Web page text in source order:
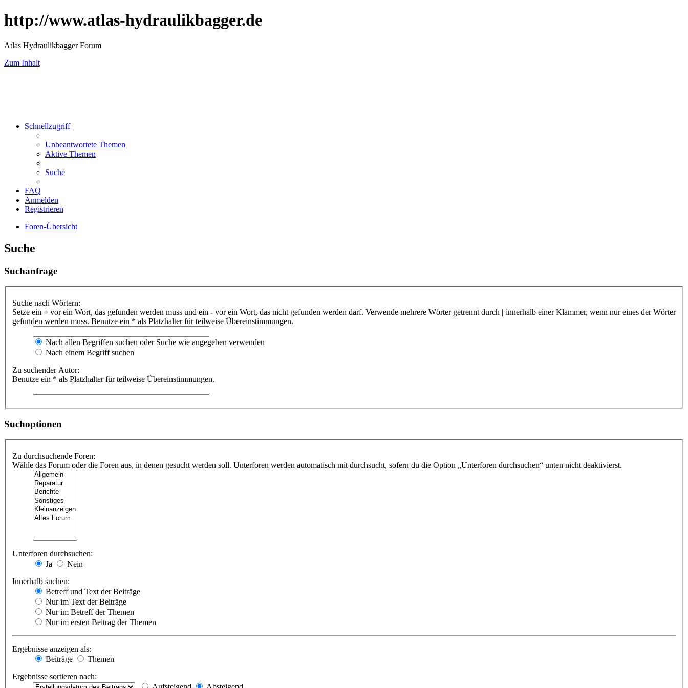
http://www.atlas-hydraulikbagger.de
Atlas Hydraulikbagger Forum
Zum Inhalt
Schnellzugriff
Unbeantwortete Themen
Aktive Themen
Suche
FAQ
Anmelden
Registrieren
Foren-Übersicht
Suche
Suchanfrage
Suche nach Wörtern:
Setze ein + vor ein Wort, das gefunden werden muss und ein - vor ein Wort, das nicht gefunden werden darf. Verwende mehrere Wörter getrennt durch | innerhalb einer Klammer, wenn nur eines der Wörter
gefunden werden muss. Benutze ein * als Platzhalter für teilweise Übereinstimmungen.
Nach allen Begriffen suchen oder Suche wie angegeben verwenden
Nach einem Begriff suchen
Zu suchender Autor:
Benutze ein * als Platzhalter für teilweise Übereinstimmungen.
Suchoptionen
Zu durchsuchende Foren:
Wähle das Forum oder die Foren aus, in denen gesucht werden soll. Unterforen werden automatisch mit durchsucht, sofern du die Option „Unterforen durchsuchen“ unten nicht deaktivierst.
Unterforen durchsuchen:
Ja
Nein
Innerhalb suchen:
Betreff und Text der Beiträge
Nur im Text der Beiträge
Nur im Betreff der Themen
Nur im ersten Beitrag der Themen
Ergebnisse anzeigen als:
Beiträge
Themen
Ergebnisse sortieren nach: